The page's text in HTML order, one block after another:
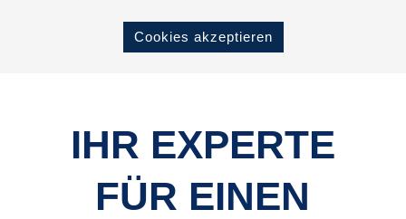
Cookies akzeptieren
IHR EXPERTE
FÜR EINEN